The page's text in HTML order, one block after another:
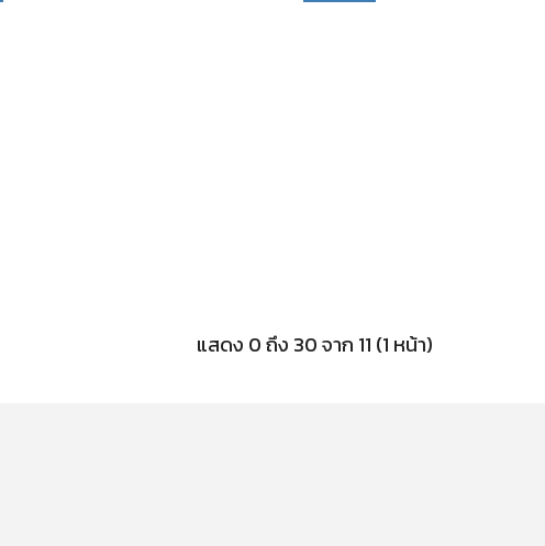
แสดง 0 ถึง 30 จาก 11 (1 หน้า)